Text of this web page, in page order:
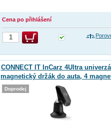
Cena po přihlášení
CONNECT IT InCarz 4Ultra
magnetický držák do auta, 4
ČERNÝ
Doprodej